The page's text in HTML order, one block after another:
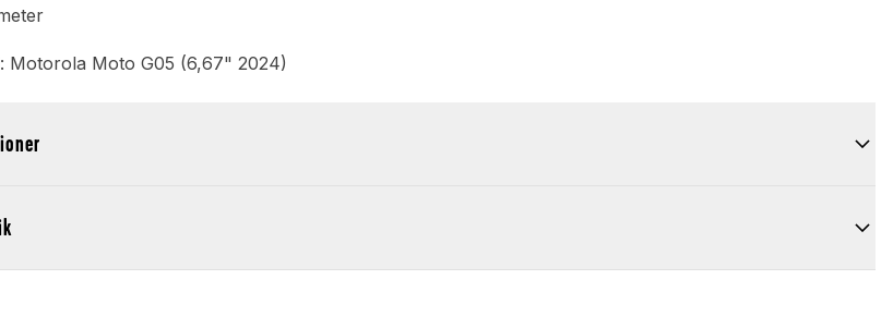
Motorola Moto G05 (6,67" 2024)